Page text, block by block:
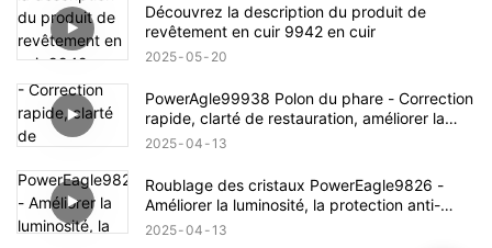
Découvrez la description du produit de
revêtement en cuir 9942 en cuir
2025 05 20
PowerAgle99938 Polon du phare - Correction
rapide, clarté de restauration, améliorer la
sécurité
2025 04 13
Roublage des cristaux PowerEagle9826 -
Améliorer la luminosité, la protection anti-
hydrofuge
2025 04 13